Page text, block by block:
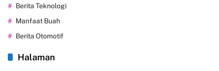
Berita Teknologi
Manfaat Buah
Berita Otomotif
Halaman